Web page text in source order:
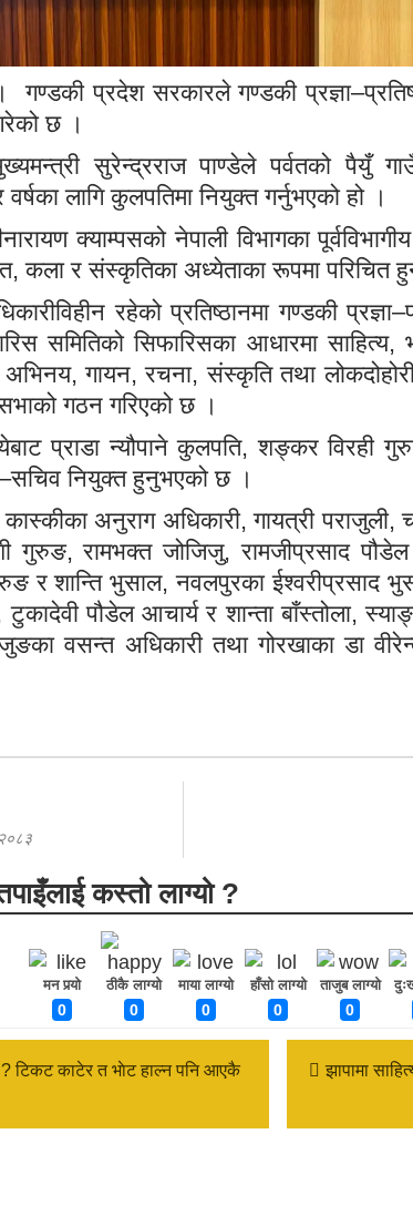
प्रदेश सरकारले गण्डकी
छ ।
सुरेन्द्रराज पाण्डेले पर्वतको पैयुँ
लागि कुलपतिमा नियुक्त गर्नुभएको हो ।
क्याम्पसको नेपाली विभागका
कला र संस्कृतिका अध्येताका रूपमा परिचित
रहेको प्रतिष्ठानमा गण्डकी
समितिको सिफारिसका आधारमा साहित्य,
गायन, रचना, संस्कृति तथा
गठन गरिएको छ ।
प्राडा न्यौपाने कुलपति, शङ्कर विरही
नियुक्त हुनुभएको छ ।
अनुराग अधिकारी, गायत्री पराजुली,
गुरुङ, रामभक्त जोजिजु, रामजीप्रसाद पौडेल
र शान्ति भुसाल, नवलपुरका ईश्वरीप्रसाद
टुकादेवी पौडेल आचार्य र शान्ता बाँस्तोला,
वसन्त अधिकारी तथा गोरखाका डा
कस्तो लाग्यो ?
मन पर्‍यो
0
ठीकै लाग्यो
0
माया लाग्यो
0
हाँसो लाग्यो
0
ताजुब लाग्यो
0
टिकट काटेर त भाेट हाल्न पनि आएकै
झापामा